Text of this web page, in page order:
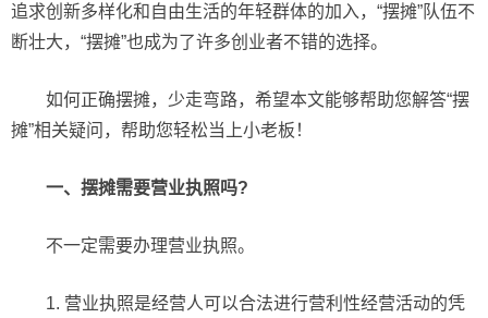
追求创新多样化和自由生活的年轻群体的加入，“摆摊”队伍不
断壮大，“摆摊”也成为了许多创业者不错的选择。
如何正确摆摊，少走弯路，希望本文能够帮助您解答“摆
摊”相关疑问，帮助您轻松当上小老板！
一、摆摊需要营业执照吗?
不一定需要办理营业执照。
1. 营业执照是经营人可以合法进行营利性经营活动的凭